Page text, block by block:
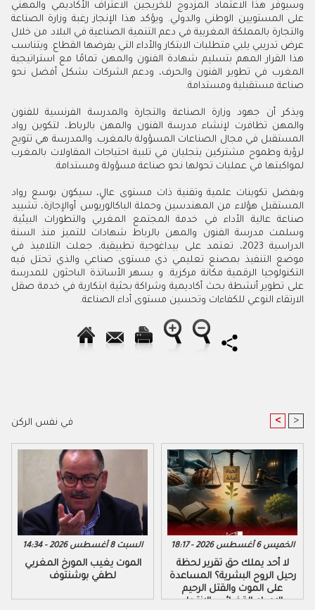
وسيوفر هذا الاعتماد المزدوج للخريجين الاعتراف الأكاديمي والمهني
على المستويين الوطني والدولي. ويؤكد هذا الإنجاز رغبة وزارة الصناعة
والتجارة بالمملكة المغربية في دعم التنمية الصناعية في البلاد من خلال
عرض تدريبي يلبي متطلبات الابتكار والأداء التي يفرضها القطاع. ويتناسب
هذا القرار المهم بتسليم شهادة الفنون والمهن تمامًا مع استراتيجية
المغرب في تطوير الفنون والحرف، ودعم الشركات بشكل أفضل نحو
صناعة مستقبلية ومستدامة.
ويذكر أن جهود وزارة الصناعة والتجارة والمدرسة الفرنسية للفنون
والمهن تظافرت لإنشاء مدرسة الفنون والمهن بالرباط، لتكوين رواد
المستقبل في مجال الصناعات المسؤولة بالمغرب. والمدرسة هي تتويج
لرؤية وطموح مشتركين يتجليان في تلبية احتياجات المقاولات بالمغرب
لمواكبتها في عمليات تحولها نحو صناعة مسؤولة ومستدامة.
وبفضل تكوينات علمية وتقنية ذات مستوى عالٍ، سيكون بوسع رواد
المستقبل هؤلاء من المهندسين وحملة الباكالوريوس أوالإجازة، تشييد
صناعة عالية الأداء في خدمة المجتمع المغربي والتطورات البيئية.
وسلمت مدرسة الفنون والمهن بالرباط شهادات للتميز منذ السنة
الدراسية 2023، تعتمد على بيداغوجية تطبيقية، جعلت التلاميذ في
موضع التنفيذ بمصنع تعليمي ذي مستوى صناعي والذي تحتل فيه
التكنولوجيا الرقمية مكانة مركزية. و يسهر الأساتذة الباحثون للمدرسة
على تطوير أنشطة بحث أكاديمية وشراكة بحثية ابتكارية في خدمة صقل
الارتقاء النوعي للكفاءات وتحسين مستوى أداء الصناعة.
في نفس الركن < >
السبت 8 أغسطس 2026 - 14:34
الموت يغيب المورخ المغربي
لطفي بوشنتوف
الخميس 6 أغسطس 2026 - 18:17
لا أحد يملك حق تقرير لحظة
رحيل الروح البشرية؟ المساعدة
على الموت والقتل الرحيم
والإعدام القضائي والانتحار...